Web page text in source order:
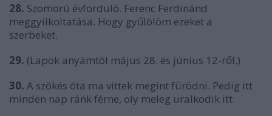
28. Szomorú évforduló. Ferenc Ferdinánd
meggyilkoltatása. Hogy gyűlölöm ezeket a
szerbeket.
29. (Lapok anyámtól május 28. és június 12-ről.)
30. A szökés óta ma vittek megint fürödni. Pedig itt
minden nap ránk férne, oly meleg uralkodik itt.